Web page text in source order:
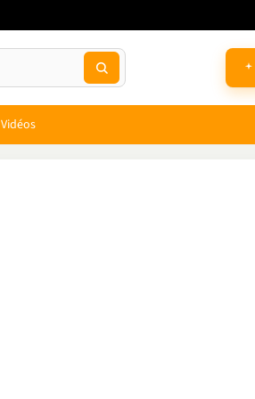
Vidéos